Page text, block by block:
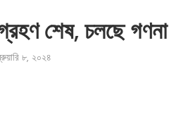
শেষ, চলছে গণনা
৮, ২০২৪